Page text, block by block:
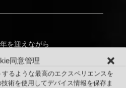
同意管理
るような最高のエクスペリエンスを
術を使用してデバイス情報を保存ま
を迎えながら
製造し始めます。”